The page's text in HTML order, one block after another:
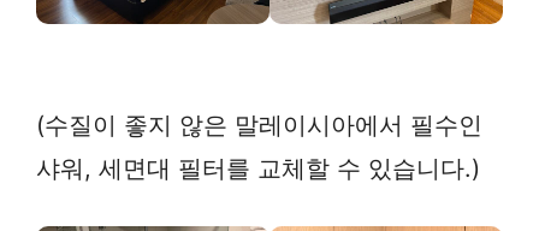
(수질이 좋지 않은 말레이시아에서 필수인
샤워, 세면대 필터를 교체할 수 있습니다.)